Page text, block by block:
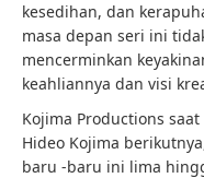
kesedihan, dan
masa depan seri ini
mencerminkan
keahliannya dan visi
Kojima Productions
Hideo Kojima
baru -baru ini lima